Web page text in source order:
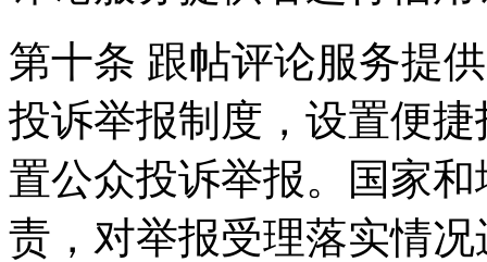
第十条 跟帖评论服务提
投诉举报制度，设置便
置公众投诉举报。国家
责，对举报受理落实情